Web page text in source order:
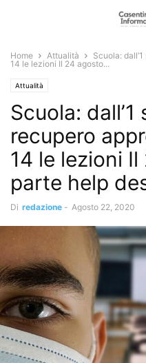
Home Attualità
Scuola:
14 le lezioni Il 24 agosto...
Attualità
Scuola:
recupero
14 le lezioni
parte help
Di redazione - Agosto 22, 2020